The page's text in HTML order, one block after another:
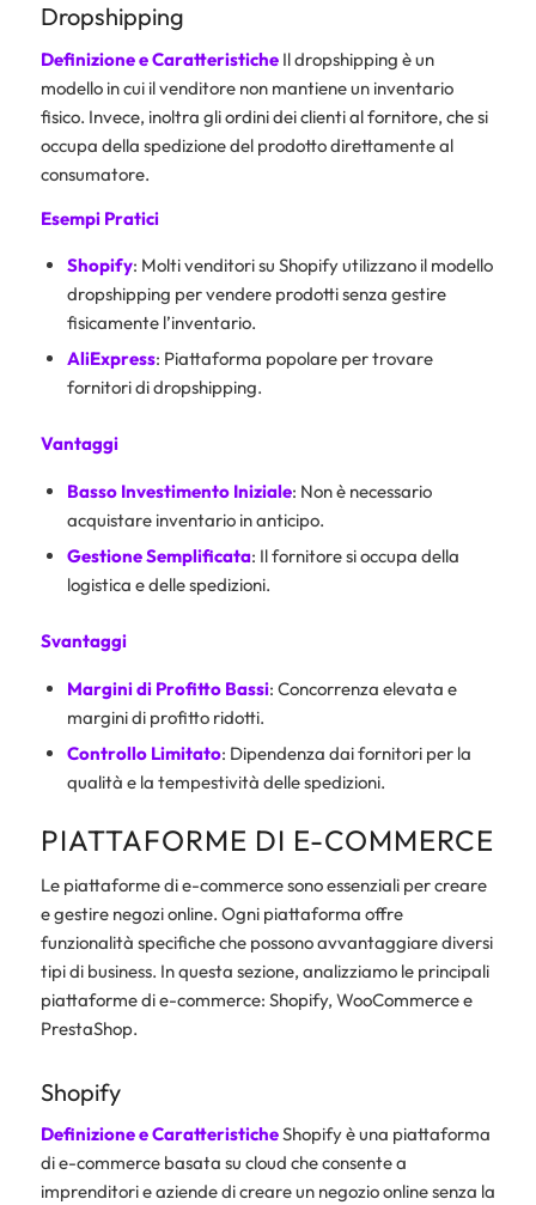
Dropshipping
Definizione e CaratteristicheIl dropshipping è un
modello in cui il venditore non mantiene un inventario
fisico. Invece, inoltra gli ordini dei clienti al fornitore, che si
occupa della spedizione del prodotto direttamente al
consumatore.
Esempi Pratici
Shopify: Molti venditori su Shopify utilizzano il modello
dropshipping per vendere prodotti senza gestire
fisicamente l’inventario.
AliExpress: Piattaforma popolare per trovare
fornitori di dropshipping.
Vantaggi
Basso Investimento Iniziale: Non è necessario
acquistare inventario in anticipo.
Gestione Semplificata: Il fornitore si occupa della
logistica e delle spedizioni.
Svantaggi
Margini di Profitto Bassi: Concorrenza elevata e
margini di profitto ridotti.
Controllo Limitato: Dipendenza dai fornitori per la
qualità e la tempestività delle spedizioni.
PIATTAFORME DI E-COMMERCE
Le piattaforme di e-commerce sono essenziali per creare
e gestire negozi online. Ogni piattaforma offre
funzionalità specifiche che possono avvantaggiare diversi
tipi di business. In questa sezione, analizziamo le principali
piattaforme di e-commerce: Shopify, WooCommerce e
PrestaShop.
Shopify
Definizione e CaratteristicheShopify è una piattaforma
di e-commerce basata su cloud che consente a
imprenditori e aziende di creare un negozio online senza la